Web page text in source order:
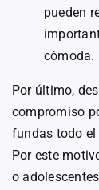
pueden
cómoda.
Por último,
compromiso
fundas todo el
Por este
o